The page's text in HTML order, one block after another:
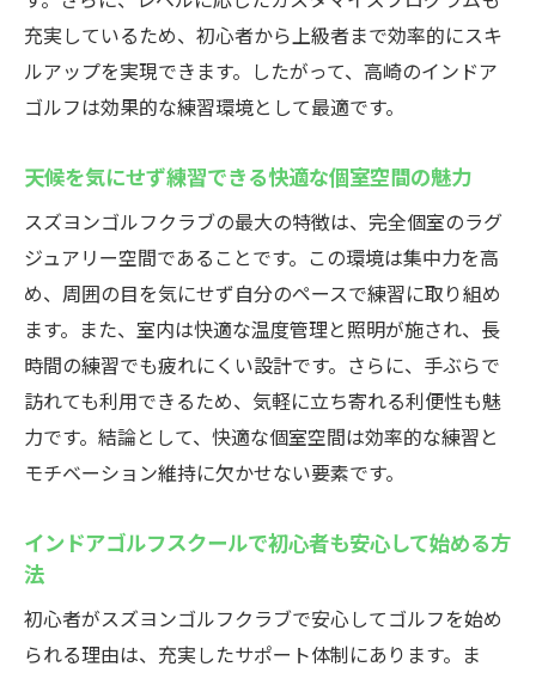
高崎市で最新シミュレーター体験！スズヨンゴ
ルフクラブ
高崎のインドアゴルフスクールで最先端技
術を体験
リアルなコース再現で楽しむインドアゴル
初心者も使いやすい最新シミュレーターの
特徴紹介
ゴルフシミュレーター練習の効果と上達ポ
イント
高崎で話題のインドアゴルフスクール利用
のコツ
インドアゴルフスクールで体験できるサー
インドアゴルフスクールを探すならスズヨンゴ
高崎で選ばれるインドアゴルフスクールの
決め手とは
充実しているため、初心者から上級者まで効率的にスキ
ルアップを実現できます。したがって、高崎のインドア
ゴルフは効果的な練習環境として最適です。
天候を気にせず練習できる快適な個室空間の魅力
スズヨンゴルフクラブの最大の特徴は、完全個室のラグ
ジュアリー空間であることです。この環境は集中力を高
め、周囲の目を気にせず自分のペースで練習に取り組め
ます。また、室内は快適な温度管理と照明が施され、長
時間の練習でも疲れにくい設計です。さらに、手ぶらで
訪れても利用できるため、気軽に立ち寄れる利便性も魅
力です。結論として、快適な個室空間は効率的な練習と
モチベーション維持に欠かせない要素です。
インドアゴルフスクールで初心者も安心して始める方
法
初心者がスズヨンゴルフクラブで安心してゴルフを始め
られる理由は、充実したサポート体制にあります。ま